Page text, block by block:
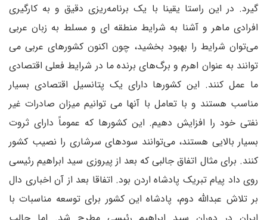
گیرد. در این راستا یقینا با یک برنامه‌ریزی دقیق و به کارگیری
افرادی ماهر و آشنا به شرایط منطقه ای و مسلط به زبان عربی
می‌توان شرایط را بهبود بخشید، چون اکنون کشورهای عربی می
توانند به عنوان اهرم و برگ‌های برنده ما در شرایط فعلی اقتصادی
ما عمل کنند. این کشورها دارای یک پتانسیل اقتصادی بسیار
مناسب هستند و با تعامل با آنها می توانیم میزان صادرات غیر
نفتی خود را افزایش دهیم. این کشورها که عموماً دارای ثروت
بسیار بالایی هستند، می‌توانند سودهای سرشاری را نصیب کشور
کنند. برای مثال اتفاق جالبی که بعد از پیروزی سید ابراهیم رئیسی
روی داد پیام تبریک پادشاه اردن بود. اتفاقا بعد از آن اخباری دال
بر تلاش عبدالله دوم، پادشاه این کشور برای توسعه مناسبات با